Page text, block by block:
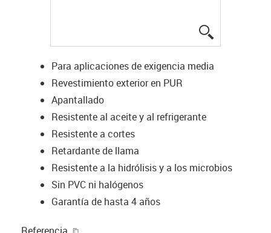
Para aplicaciones de exigencia media
Revestimiento exterior en PUR
Apantallado
Resistente al aceite y al refrigerante
Resistente a cortes
Retardante de llama
Resistente a la hidrólisis y a los microbios
Sin PVC ni halógenos
Garantía de hasta 4 años
Referencia